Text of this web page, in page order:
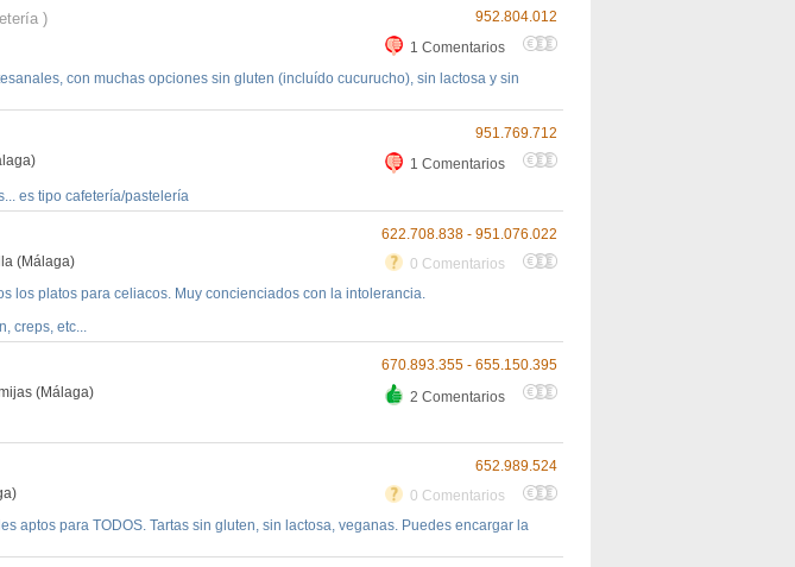
952.804.012
)
1 Comentarios
con muchas opciones sin gluten (incluído cucurucho), sin lactosa y sin
951.769.712
1 Comentarios
es tipo cafetería/pastelería
622.708.838 - 951.076.022
0 Comentarios
(Málaga)
los platos para celiacos. Muy concienciados con la intolerancia.
creps, etc...
670.893.355 - 655.150.395
2 Comentarios
(Málaga)
652.989.524
0 Comentarios
aptos para TODOS. Tartas sin gluten, sin lactosa, veganas. Puedes encargar la